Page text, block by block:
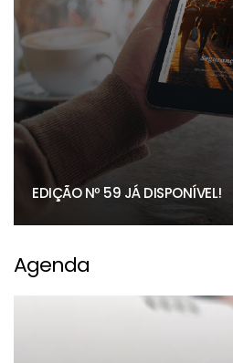
EDIÇÃO Nº 59 JÁ DISPONÍVEL!
Agenda